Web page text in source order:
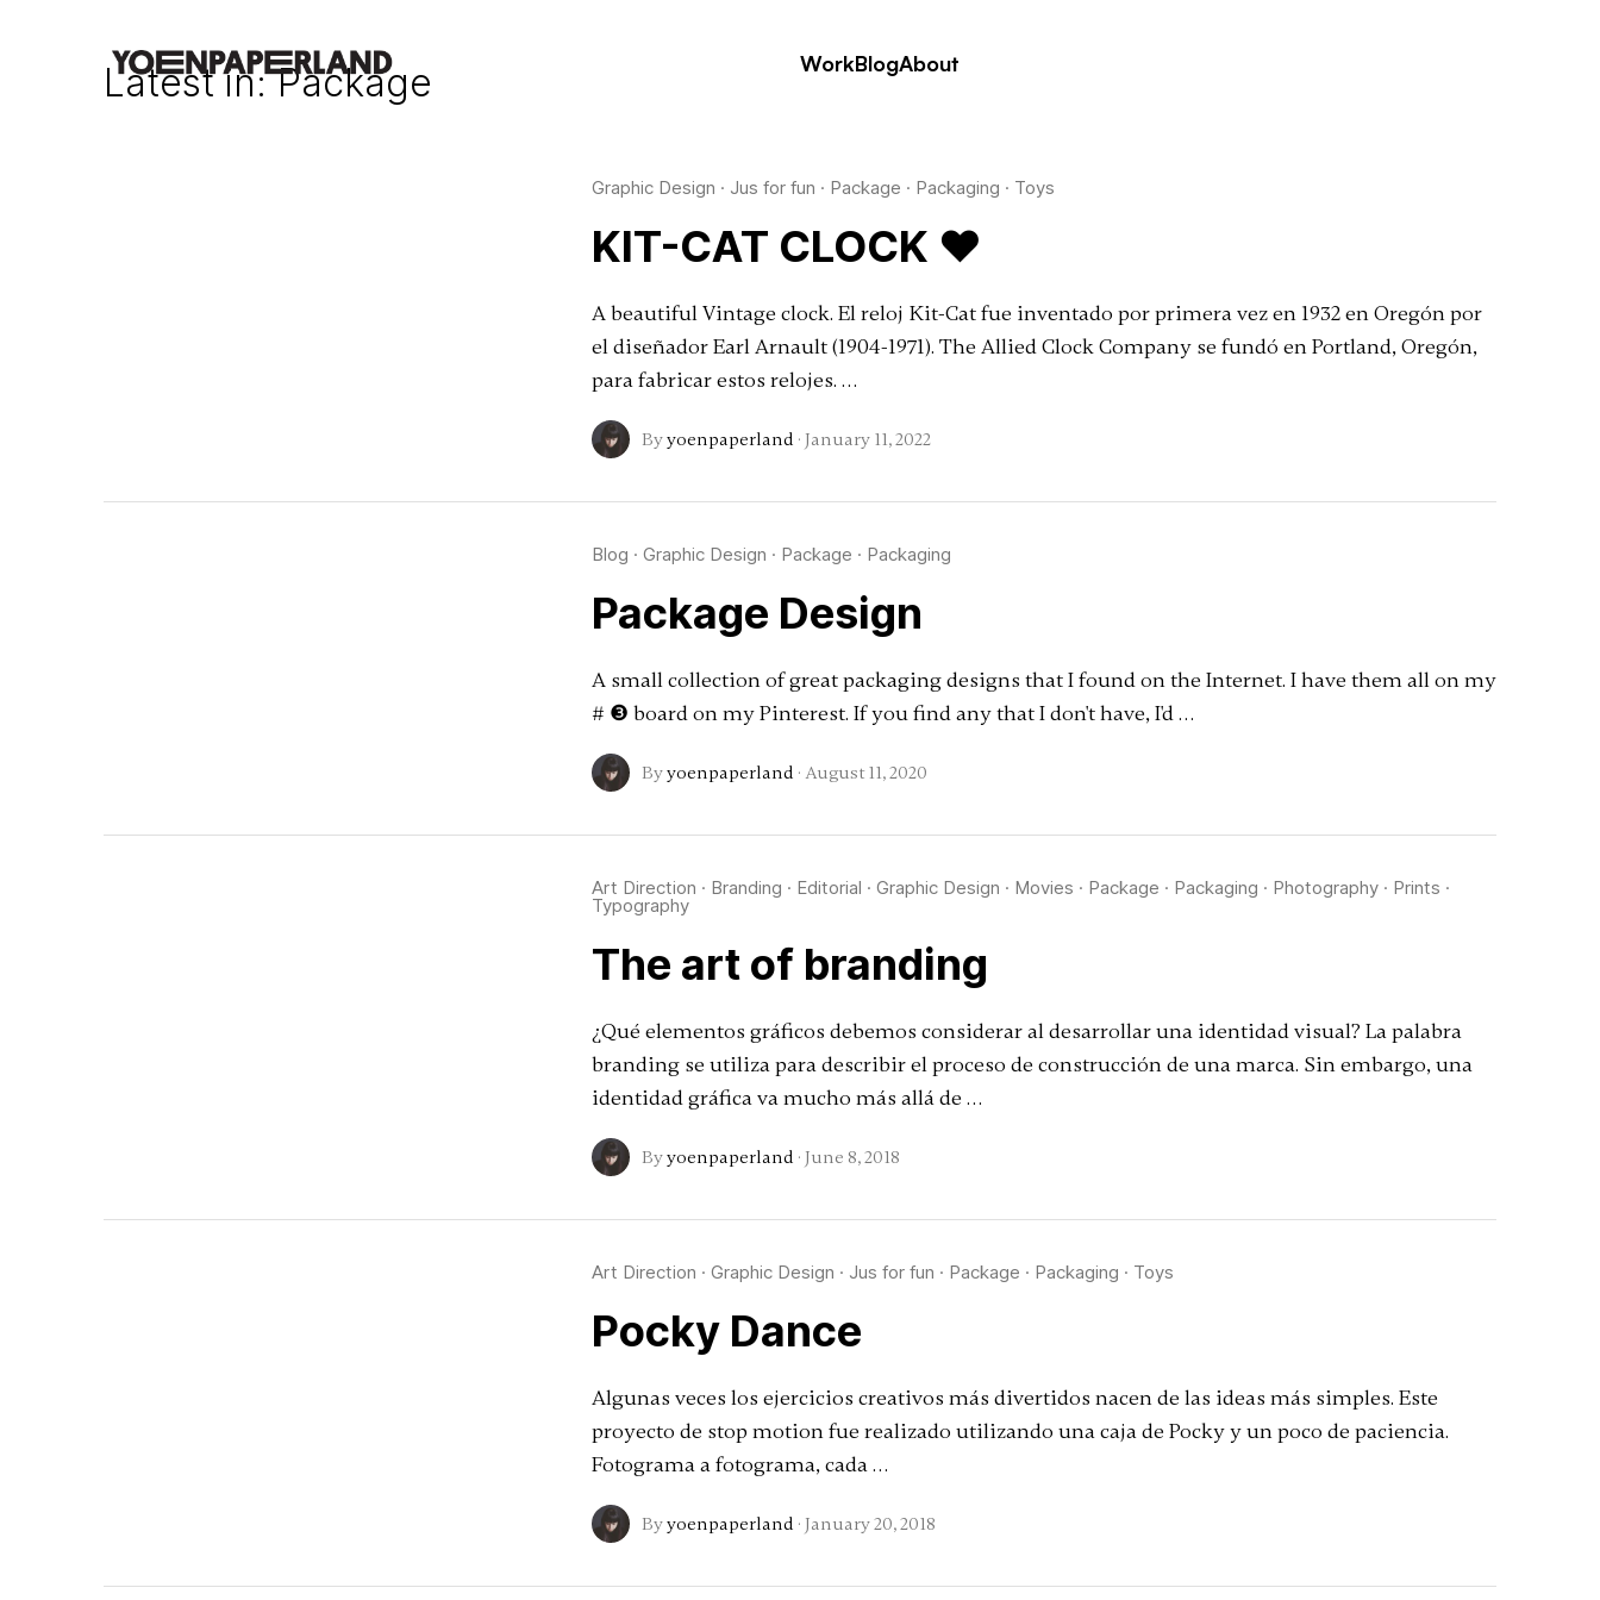
WorkBlogAbout
Latest in: Package
Graphic Design · Jus for fun · Package · Packaging · Toys
KIT-CAT CLOCK ♥
A beautiful Vintage clock. El reloj Kit-Cat fue inventado por primera vez en 1932 en Oregón por
el diseñador Earl Arnault (1904-1971). The Allied Clock Company se fundó en Portland, Oregón,
para fabricar estos relojes. …
Byyoenpaperland · January 11, 2022
Blog · Graphic Design · Package · Packaging
Package Design
A small collection of great packaging designs that I found on the Internet. I have them all on my
# ❸ board on my Pinterest. If you find any that I don't have, I'd …
Byyoenpaperland · August 11, 2020
Art Direction · Branding · Editorial · Graphic Design · Movies · Package · Packaging · Photography · Prints ·
Typography
The art of branding
¿Qué elementos gráficos debemos considerar al desarrollar una identidad visual? La palabra
branding se utiliza para describir el proceso de construcción de una marca. Sin embargo, una
identidad gráfica va mucho más allá de …
Byyoenpaperland · June 8, 2018
Art Direction · Graphic Design · Jus for fun · Package · Packaging · Toys
Pocky Dance
Algunas veces los ejercicios creativos más divertidos nacen de las ideas más simples. Este
proyecto de stop motion fue realizado utilizando una caja de Pocky y un poco de paciencia.
Fotograma a fotograma, cada …
Byyoenpaperland · January 20, 2018